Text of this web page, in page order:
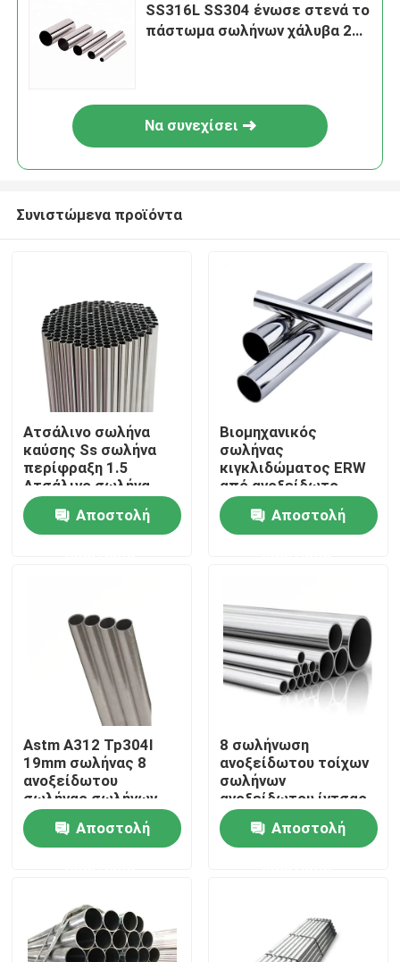
Σπίτι
Προϊόντα
Σχετικά με εμάς
Επισκεψή εργοστασίου
Έλεγχος ποιότητας
Επικοινωνήστε μαζί μας
Ειδήσεις
Φύλλα πιάτων ανοξείδωτου
SS316L SS304 ένωσε στενά το
πάστωμα σωλήνων χάλυβα 2
Να συνεχίσει
Συνιστώμενα προϊόντα
Ατσάλινο σωλήνα
καύσης Ss σωλήνα
περίφραξη 1.5
Ατσάλινο σωλήνα
Ατσάλινο σωλήνα
IntercoolerΑποστολή
Βιομηχανικός
σωλήνας
κιγκλιδώματος ERW
από ανοξείδωτο
ατσάλι 1 ίντσας
Αποστολή
Astm A312 Tp304l
19mm σωλήνας 8
ανοξείδωτου
σωλήνας σωλήνων
σωλήνων Tp347h
ανοξείδωτου
Αποστολή
8 σωλήνωση
ανοξείδωτου τοίχων
σωλήνων
ανοξείδωτου ίντσας
εξαιρετικά λεπτή
Αποστολή